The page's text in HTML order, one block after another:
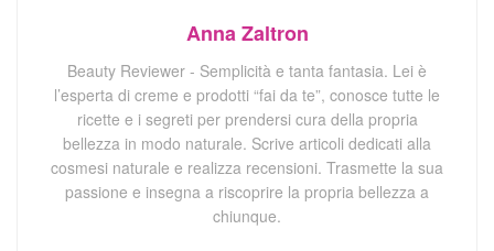
Anna Zaltron
Beauty Reviewer - Semplicità e tanta fantasia. Lei è
l’esperta di creme e prodotti “fai da te”, conosce tutte le
ricette e i segreti per prendersi cura della propria
bellezza in modo naturale. Scrive articoli dedicati alla
cosmesi naturale e realizza recensioni. Trasmette la sua
passione e insegna a riscoprire la propria bellezza a
chiunque.